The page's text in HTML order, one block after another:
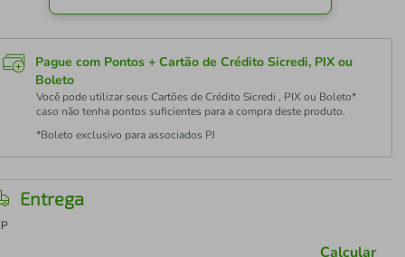
Pague com Pontos + Cartão de Crédito Sicredi, PIX ou
Boleto
Você pode utilizar seus Cartões de Crédito Sicredi , PIX ou Boleto*
caso não tenha pontos suficientes para a compra deste produto.
*Boleto exclusivo para associados PJ
Entrega
Calcular